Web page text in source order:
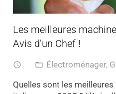
Les meilleures
Avis d’un Chef !
access_time folder_open Électroménager,
Quelles sont les